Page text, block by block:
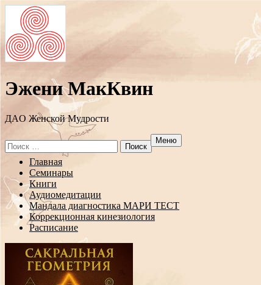
Эжени МакКвин
ДAO Женской Мудрости
Search
for:
Меню
Перейти
содержанию
Главная
Семинары
Книги
Аудиомедитации
Мандала диагностика МАРИ ТЕСТ
Коррекционная кинезиология
Расписание